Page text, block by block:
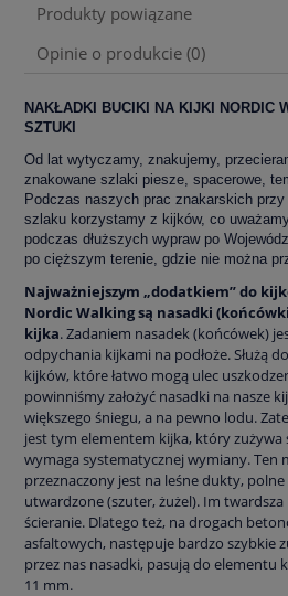
Produkty powiązane
Opinie o produkcie (0)
NAKŁADKI BUCIKI NA KIJKI NORDIC
SZTUKI
Od lat wytyczamy, znakujemy,
znakowane szlaki piesze, spacerowe,
Podczas naszych prac znakarskich
szlaku korzystamy z kijków, co
podczas dłuższych wypraw po
po cięższym terenie, gdzie nie można
Najważniejszym „dodatkiem” do
Nordic Walking są nasadki
kijka. Zadaniem nasadek (końcówek)
odpychania kijkami na podłoże. Służą
kijków, które łatwo mogą ulec
powinniśmy założyć nasadki na nasze
większego śniegu, a na pewno lodu.
jest tym elementem kijka, który zużywa
wymaga systematycznej wymiany. Ten
przeznaczony jest na leśne dukty,
utwardzone (szuter, żużel). Im
ścieranie. Dlatego też, na drogach
asfaltowych, następuje bardzo szybkie
przez nas nasadki, pasują do elementu
11 mm.